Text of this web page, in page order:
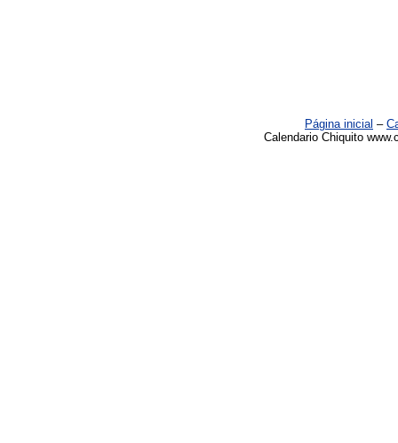
Página inicial –
Calendario Chiquito